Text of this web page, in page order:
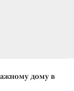
дому в